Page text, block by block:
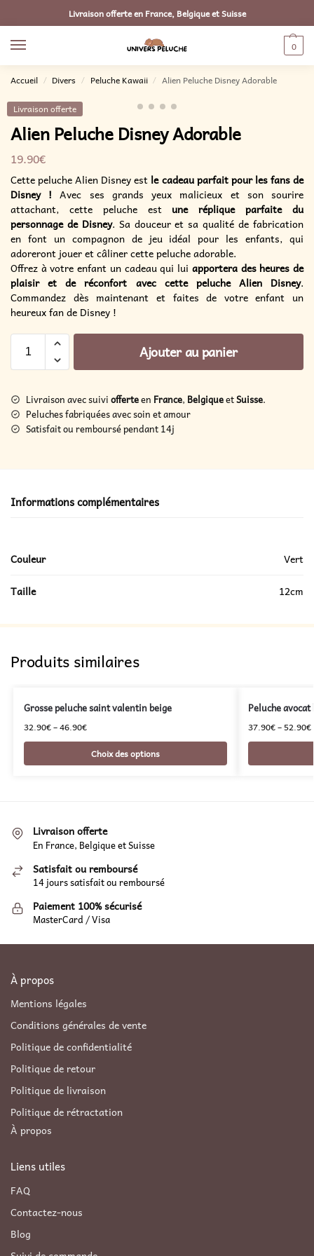
Livraison offerte en France, Belgique et Suisse
0
Accueil / Divers / Peluche Kawaii / Alien Peluche Disney Adorable
Livraison offerte
Alien Peluche Disney Adorable
19.90€
Cette peluche Alien Disney est le cadeau parfait pour les fans de
Disney ! Avec ses grands yeux malicieux et son sourire
attachant, cette peluche est une réplique parfaite du
personnage de Disney. Sa douceur et sa qualité de fabrication
en font un compagnon de jeu idéal pour les enfants, qui
adoreront jouer et câliner cette peluche adorable.
Offrez à votre enfant un cadeau qui lui apportera des heures de
plaisir et de réconfort avec cette peluche Alien Disney.
Commandez dès maintenant et faites de votre enfant un
heureux fan de Disney !
Ajouter au panier
Livraison avec suiviofferteen France, BelgiqueetSuisse.
Peluches fabriquées avec soin et amour
Satisfait ou remboursé pendant 14j
Informations complémentaires
Couleur Vert
Taille 12cm
Produits similaires
Grosse peluche saint valentin beige
32.90€–46.90€
Choix des options
Peluche
37.90€–52.90€
Livraison offerte
En France, Belgique et Suisse
Satisfait ou remboursé
14 jours satisfait ou remboursé
Paiement 100% sécurisé
MasterCard / Visa
À propos
Mentions légales
Conditions générales de vente
Politique de confidentialité
Politique de retour
Politique de livraison
Politique de rétractation
À propos
Liens utiles
FAQ
Contactez-nous
Blog